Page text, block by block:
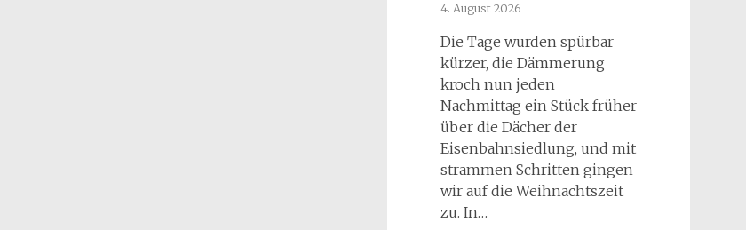
4. August 2026
Die Tage wurden spürbar
kürzer, die Dämmerung
kroch nun jeden
Nachmittag ein Stück früher
über die Dächer der
Eisenbahnsiedlung, und mit
strammen Schritten gingen
wir auf die Weihnachtszeit
zu. In…